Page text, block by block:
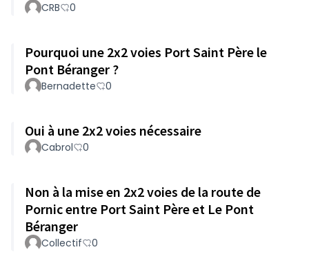
CRB 0
Pourquoi une 2x2 voies Port Saint Père le
Pont Béranger ?
Bernadette 0
Oui à une 2x2 voies nécessaire
Cabrol 0
Non à la mise en 2x2 voies de la route de
Pornic entre Port Saint Père et Le Pont
Béranger
Collectif 0